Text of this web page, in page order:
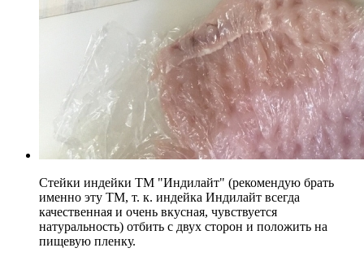
Стейки индейки ТМ "Индилайт" (рекомендую брать
именно эту ТМ, т. к. индейка Индилайт всегда
качественная и очень вкусная, чувствуется
натуральность) отбить с двух сторон и положить на
пищевую пленку.